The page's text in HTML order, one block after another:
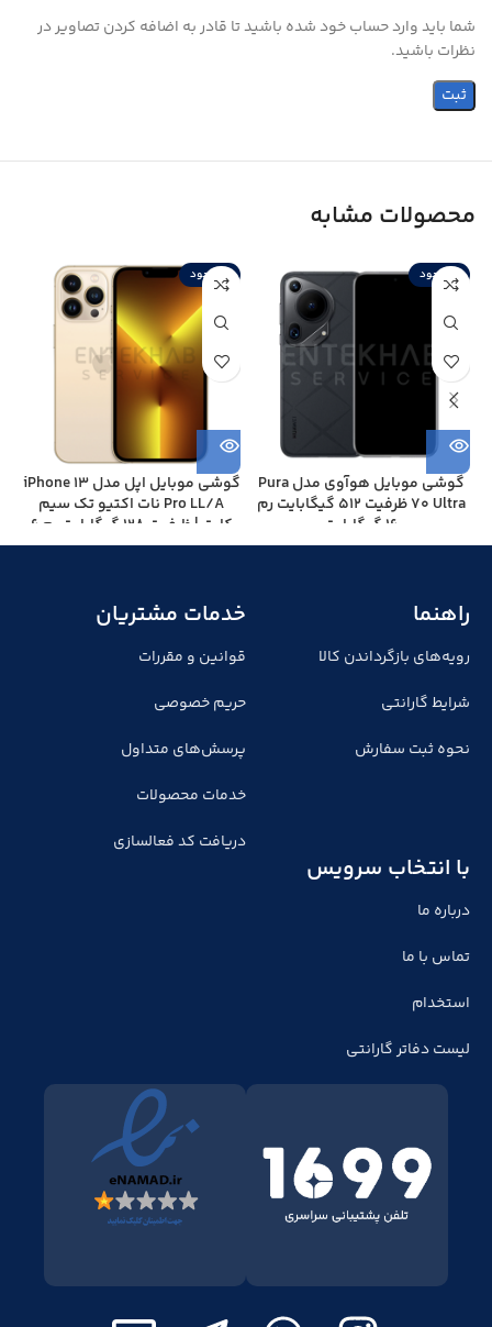
شما باید وارد حساب خود شده باشید تا قادر به اضافه کردن تصاویر در
نظرات باشید.
محصولات مشابه
ناموجود
گوشی موبایل هوآوی مدل Pura
70 Ultra ظرفیت 512 گیگابایت رم
16 گیگابایت
ناموجود
گوشی موبایل اپل مدل iPhone 13
Pro LL/A نات اکتیو تک سیم
کارت | ظرفیت 128 گیگابایت رم 6
گیگابایت
راهنما
رویه‌های بازگرداندن کالا
شرایط گارانتی
نحوه ثبت سفارش
خدمات مشتریان
قوانین و مقررات
حریم خصوصی
پرسش‌های متداول
خدمات محصولات
دریافت کد فعالسازی
با انتخاب سرویس
درباره ما
تماس با ما
استخدام
لیست دفاتر گارانتی